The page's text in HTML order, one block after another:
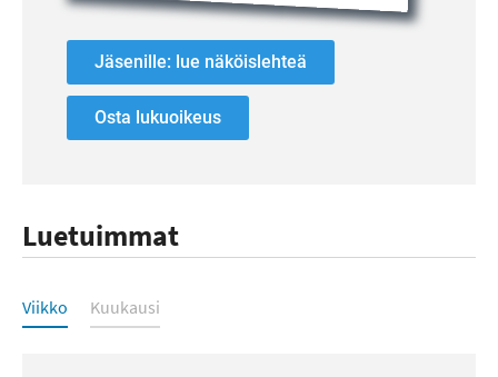
Jäsenille: lue näköislehteä
Osta lukuoikeus
Luetuimmat
Luetuimmat
Viikko Kuukausi